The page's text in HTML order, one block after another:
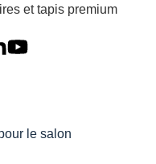
et tapis premium
le salon